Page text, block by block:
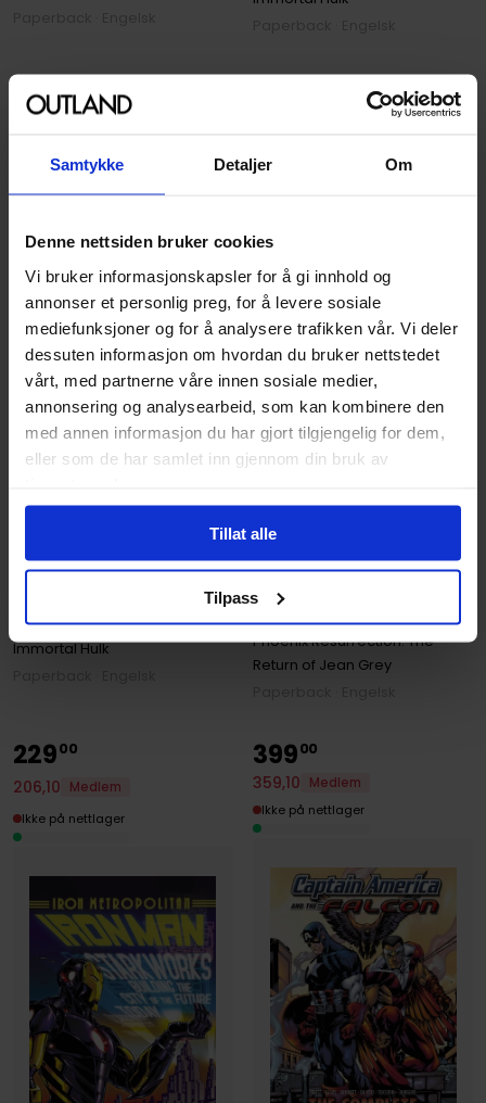
Samtykke Detaljer Om
Denne nettsiden bruker cookies
Vi bruker informasjonskapsler for å gi innhold og
annonser et personlig preg, for å levere sosiale
mediefunksjoner og for å analysere trafikken vår. Vi deler
dessuten informasjon om hvordan du bruker nettstedet
vårt, med partnerne våre innen sosiale medier,
annonsering og analysearbeid, som kan kombinere den
med annen informasjon du har gjort tilgjengelig for dem,
eller som de har samlet inn gjennom din bruk av
Tillat alle
Tilpass
Immortal Hulk Vol. 1: Or is
He Both?
Al Ewing,Joe Bennett
Immortal Hulk
199
Ikke på nettlager
Phoenix Ressurection: The
Return of Jean Grey
Artgem Variant
Belardino Brabo
Phoenix Resurrection: The
Return of Jean Grey
22900
206,10
Medlem
Ikke på nettlager
39900
359,10
Medlem
Ikke på nettlager